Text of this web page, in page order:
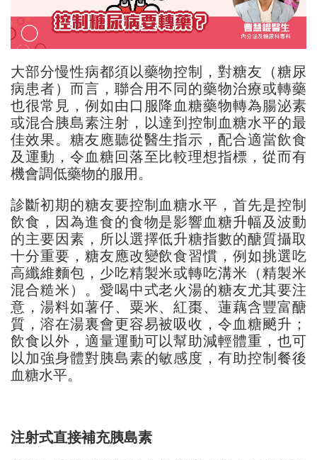
大部分慢性病都須以藥物控制，對糖友（糖尿
病患者）而言，聯合用不同的藥物治療或轉藥
也很常見，例如由口服降血糖藥物轉為腸泌素
或混合胰島素注射，以達到控制血糖水平的最
佳效果。糖友應聽從醫生指示，配合適當飲食
及運動，令血糖回落至比較理想指標，從而有
機會調低藥物的服用。
診斷初期的糖友要控制血糖水平，首先是控制
飲食，因為進食的食物是影響血糖升幅及波動
的主要因素，所以選擇低升糖指數的醣質攝取
十分重要，糖友應改變飲食習慣，例如挑選吃
高纖維麵包，少吃精製米或轉吃溝米（精製米
混合糙米）。愛喝中式老火湯的糖友尤其要注
意，湯料如薯仔、粟米、紅棗、蓮藕含豐富醣
質，溶在湯裏會更容易被吸收，令血糖飇升；
飲食以外，適量運動可以幫助減輕體重，也可
以加強身體對胰島素的敏感度，有助控制餐後
血糖水平。
注射式直接補充胰島素